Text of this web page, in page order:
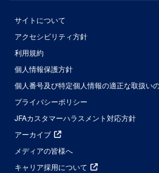
サイトについて
アクセシビリティ方針
利用規約
個人情報保護方針
個人番号及び特定個人情報の適正な取扱い
プライバシーポリシー
JFAカスタマーハラスメント対応方針
アーカイブ
メディアの皆様へ
キャリア採用について